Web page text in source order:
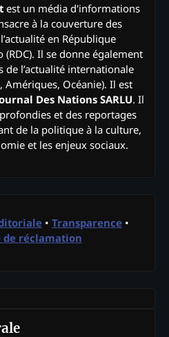
est un média d'informations
à la couverture des
en République
Il se donne également
de l’actualité internationale
Amériques, Océanie). Il est
Des Nations SARLU. Il
et des reportages
de la politique à la culture,
et les enjeux sociaux.
• Transparence •
de réclamation